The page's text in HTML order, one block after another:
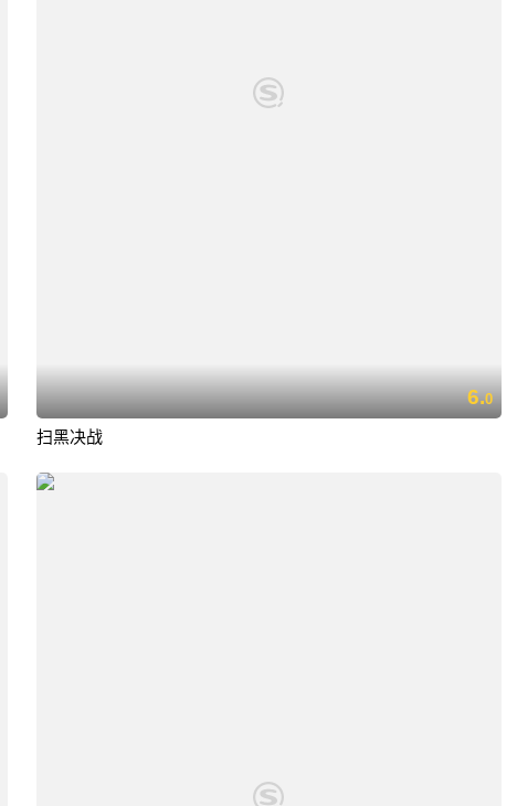
6.0
扫黑决战